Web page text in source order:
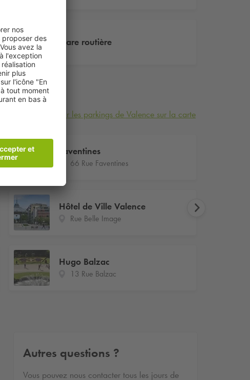
Gare routière
Voir les parkings de Valence sur la carte
Faventines
66 Rue Faventines
Hôtel de Ville Valence
Rue Belle Image
Hugo Balzac
13 Rue Balzac
Autres questions ?
Vous pouvez nous contacter tous les jours de